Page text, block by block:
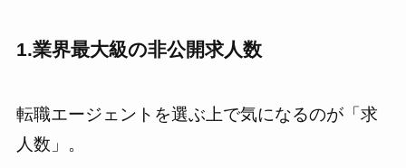
1.業界最大級の非公開求人数
転職エージェントを選ぶ上で気になるのが「求
人数」。